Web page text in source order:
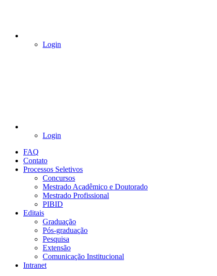
Login
Login
FAQ
Contato
Processos Seletivos
Concursos
Mestrado Acadêmico e Doutorado
Mestrado Profissional
PIBID
Editais
Graduação
Pós-graduação
Pesquisa
Extensão
Comunicação Institucional
Intranet